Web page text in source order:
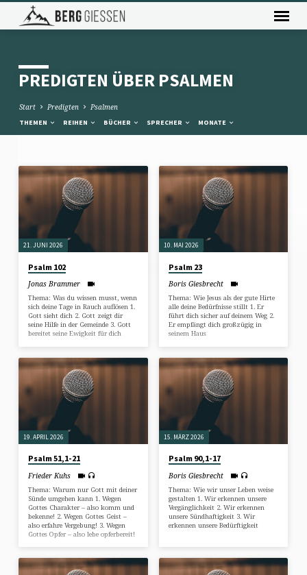
PREDIGTEN ÜBER PSALMEN
Start Predigten Psalmen
THEMEN REIHEN BÜCHER SPRECHER MONATE
PREDIGTEN
ÜBER
PSALMEN
21. JUNI 2026
Psalm 102
Jonas Brammer
Thema: Was du wissen musst, wenn
sich deine Tage in Rauch auflösen 1.
Gott sieht dich 2. Gott zeigt dir
seine Hilfe in der Gemeinde 3. Gott
bereitet seine Ewigkeit für dich
10. MAI 2026
Psalm 23
Boris Giesbrecht
Thema: Wie Jesus als der gute Hirte
alle deine Bedürfnisse stillt 1. Er
führt dich sicher auf deinem Weg 2.
Er empfängt dich großzügig in
seinem Haus
19. APRIL 2026
Psalm 51,1-21
Frieder Kuhs
Thema: Warum nur Gott mit deiner
Sünde umgehen kann 1. Wegen
Gottes Charakter – also komm und
bekenne! 2. Wegen Gottes Geist –
also erfahre Vergebung! 3. Wegen
Gottes Opfer – also lebe opferbereit!
15. MÄRZ 2026
Psalm 90,1-17
Boris Giesbrecht
Thema: Wie wir unser Leben weise
gestalten 1. Wir erkennen unsere
Vergänglichkeit 2. Wir erkennen
unsere Sündhaftigkeit 3. Wir
erkennen unsere Bedürftigkeit